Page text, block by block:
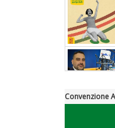
Convenzione